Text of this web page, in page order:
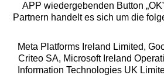
zeichnet sich durch
spezielle Schnittform
verlaufen am
oberen Rand
gerade, die
Gratis Versand ab 50 €
APP wiedergebenden Button
Partnern handelt es sich um die
Meta Platforms Ireland Limited,
Criteo SA, Microsoft Ireland
Information Technologies UK